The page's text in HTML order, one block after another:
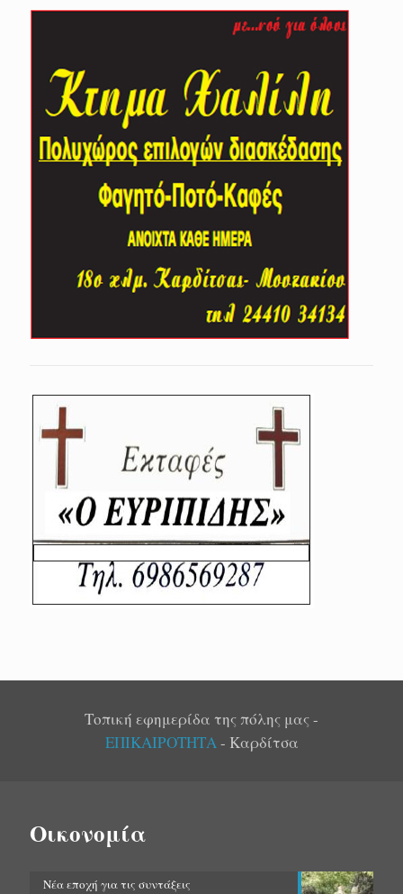
Τοπική εφημερίδα της πόλης μας -
ΕΠΙΚΑΙΡΟΤΗΤΑ- Καρδίτσα
Οικονομία
Νέα εποχή για τις συντάξεις